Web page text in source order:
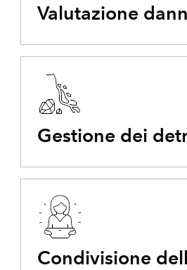
Valutazione
Gestione dei
Condivisione